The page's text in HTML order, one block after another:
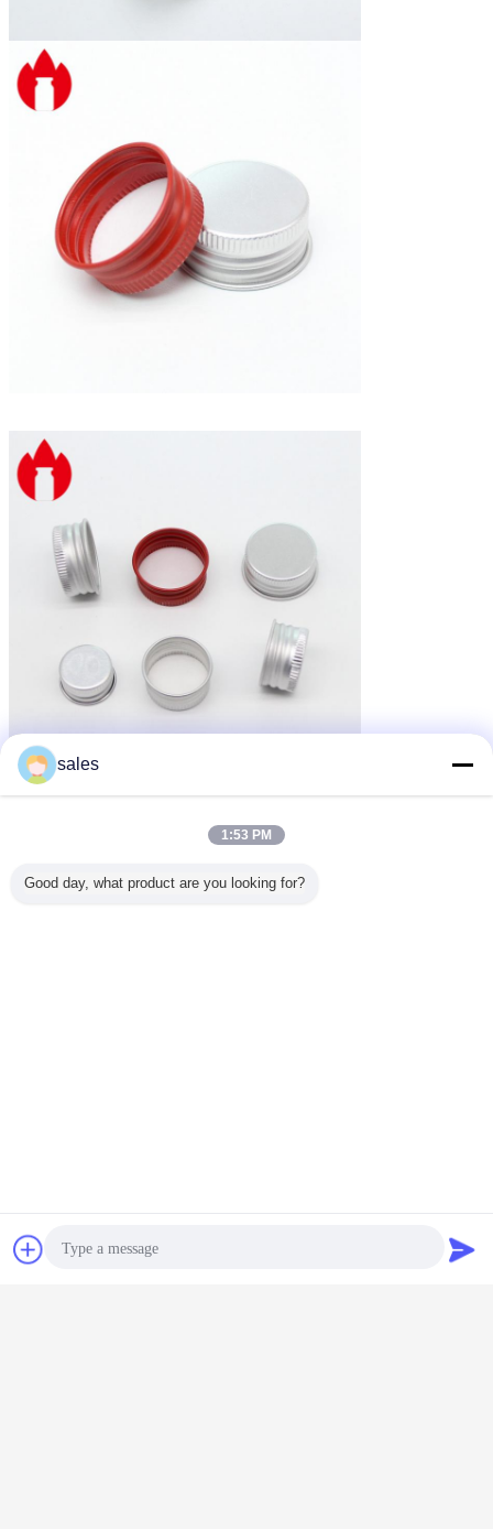
Ottieni il miglior prezzo per
Contatto
sales
1:53 PM
Good day, what product are you looking for?